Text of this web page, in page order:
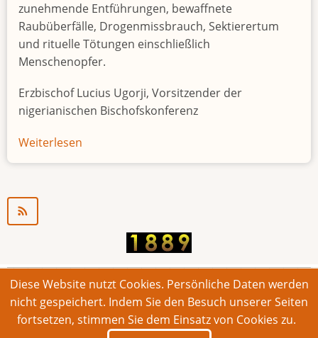
zunehmende Entführungen, bewaffnete
Raubüberfälle, Drogenmissbrauch, Sektierertum
und rituelle Tötungen einschließlich
Menschenopfer.
Erzbischof Lucius Ugorji, Vorsitzender der
nigerianischen Bischofskonferenz
Weiterlesen
Jugendarbeitslosigkeit
© 2026 Bonner Aufruf. Alle Rechte vorbehalten.
Footer
Impressum Kontakt Intern
Diese Website nutzt Cookies. Persönliche Daten werden
nicht gespeichert. Indem Sie den Besuch unserer Seiten
fortsetzen, stimmen Sie dem Einsatz von Cookies zu.